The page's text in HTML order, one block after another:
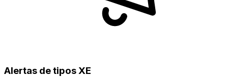
Alertas de tipos XE